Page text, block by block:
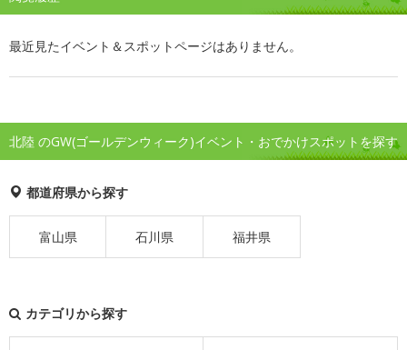
最近見たイベント＆スポットページはありません。
北陸 のGW(ゴールデンウィーク)イベント・おでかけスポットを探す
都道府県から探す
富山県 石川県 福井県
カテゴリから探す